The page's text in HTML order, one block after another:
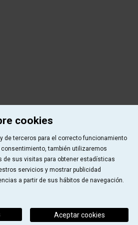
cookies
de terceros para el correcto funcionamiento
también utilizaremos
de sus visitas para obtener estadísticas
servicios y mostrar publicidad
a partir de sus hábitos de navegación.
Aceptar cookies